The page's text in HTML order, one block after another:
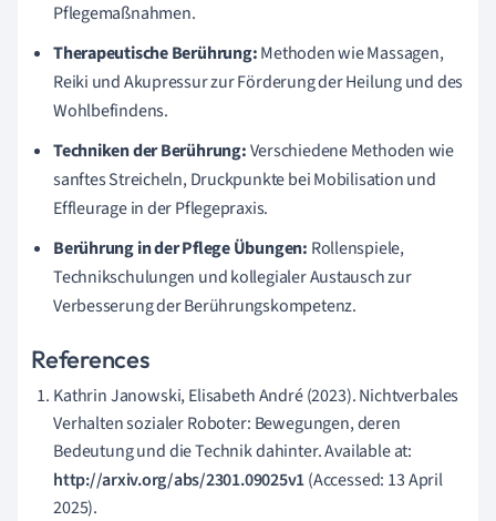
Pflegemaßnahmen.
Therapeutische Berührung:Methoden wie Massagen,
Reiki und Akupressur zur Förderung der Heilung und des
Wohlbefindens.
Techniken der Berührung:Verschiedene Methoden wie
sanftes Streicheln, Druckpunkte bei Mobilisation und
Effleurage in der Pflegepraxis.
Berührung in der Pflege Übungen: Rollenspiele,
Technikschulungen und kollegialer Austausch zur
Verbesserung der Berührungskompetenz.
References
Kathrin Janowski, Elisabeth André (2023). Nichtverbales
Verhalten sozialer Roboter: Bewegungen, deren
Bedeutung und die Technik dahinter. Available at:
http://arxiv.org/abs/2301.09025v1(Accessed: 13 April
2025).